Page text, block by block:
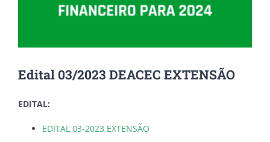
Edital 03/2023 DEACEC EXTENSÃO
EDITAL:
EDITAL 03-2023 EXTENSÃO